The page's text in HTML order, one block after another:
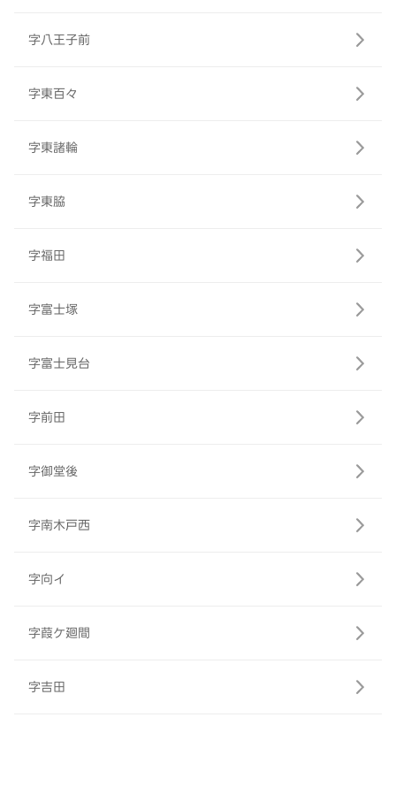
字八王子前
字東百々
字東諸輪
字東脇
字福田
字富士塚
字富士見台
字前田
字御堂後
字南木戸西
字向イ
字葭ケ廻間
字吉田